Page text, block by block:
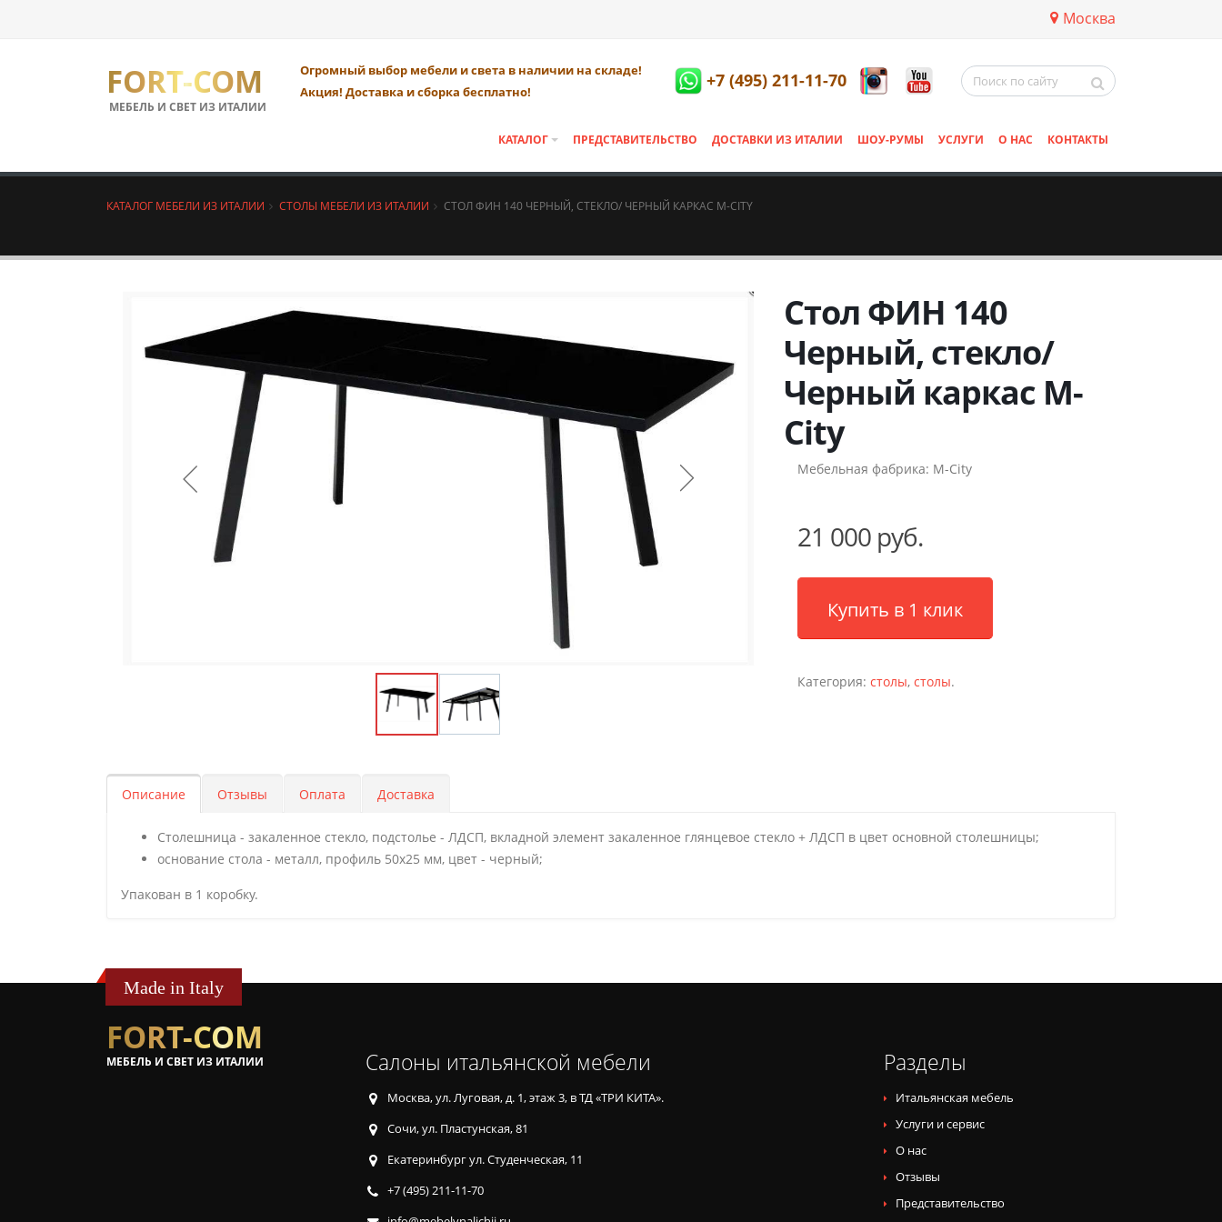
Москва
FORT-COM
МЕБЕЛЬ И СВЕТ ИЗ ИТАЛИИ
Огромный выбор мебели и света в наличии на складе!
Акция! Доставка и сборка бесплатно!
+7 (495) 211-11-70
КАТАЛОГ ПРЕДСТАВИТЕЛЬСТВО ДОСТАВКИ ИЗ ИТАЛИИ ШОУ-РУМЫ УСЛУГИ О НАС КОНТАКТЫ
КАТАЛОГ МЕБЕЛИ ИЗ ИТАЛИИ СТОЛЫ МЕБЕЛИ ИЗ ИТАЛИИ СТОЛ ФИН 140 ЧЕРНЫЙ, СТЕКЛО/ ЧЕРНЫЙ КАРКАС М-CITY
Стол ФИН 140
Черный, стекло/
Черный каркас М-
City
Мебельная фабрика: M-City
21 000 руб.
Купить в 1 клик
Категория: столы, столы.
Описание Отзывы Оплата Доставка
Столешница - закаленное стекло, подстолье - ЛДСП, вкладной элемент закаленное глянцевое стекло + ЛДСП в цвет основной столешницы;
основание стола - металл, профиль 50х25 мм, цвет - черный;
Упакован в 1 коробку.
Made in Italy
FORT-COM
МЕБЕЛЬ И СВЕТ ИЗ ИТАЛИИ Салоны итальянской мебели
Москва, ул. Луговая, д. 1, этаж 3, в ТД «ТРИ КИТА».
Сочи, ул. Пластунская, 81
Екатеринбург ул. Студенческая, 11
+7 (495) 211-11-70
Разделы
Итальянская мебель
Услуги и сервис
О нас
Отзывы
Представительство